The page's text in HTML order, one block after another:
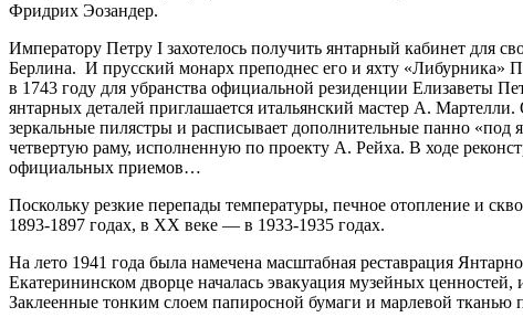
Фридрих Эозандер.
Императору Петру I захотелось получить янтарный кабинет для
Берлина. И прусский монарх преподнес его и яхту «Либурника»
в 1743 году для убранства официальной резиденции Елизаветы
янтарных деталей приглашается итальянский мастер А.
зеркальные пилястры и расписывает дополнительные панно
четвертую раму, исполненную по проекту А. Рейха. В ходе
официальных приемов…
Поскольку резкие перепады температуры, печное отопление и
1893-1897 годах, в ХХ веке — в 1933-1935 годах.
На лето 1941 года была намечена масштабная реставрация
Екатерининском дворце началась эвакуация музейных
Заклеенные тонким слоем папиросной бумаги и марлевой